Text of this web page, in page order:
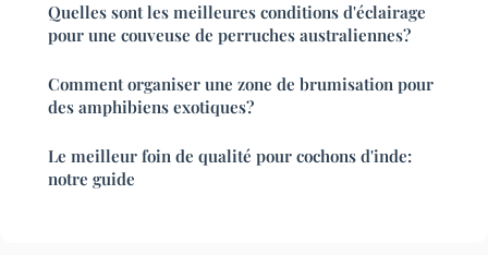
Quelles sont les meilleures conditions d'éclairage
pour une couveuse de perruches australiennes?
Comment organiser une zone de brumisation pour
des amphibiens exotiques?
Le meilleur foin de qualité pour cochons d'inde:
notre guide